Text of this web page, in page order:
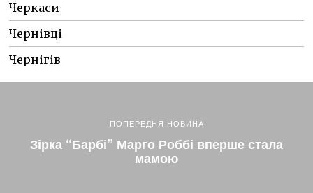
Черкаси
Чернівці
Чернігів
ПОПЕРЕДНЯ НОВИНА
Зірка “Барбі” Марго Роббі вперше стала
мамою